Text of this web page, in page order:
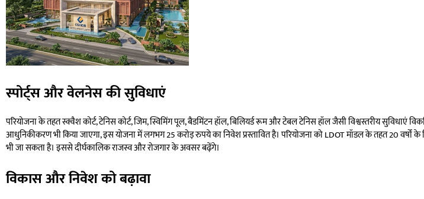
स्पोर्ट्स और वेलनेस की सुविधाएं
परियोजना के तहत स्क्वैश कोर्ट, टेनिस कोर्ट, जिम, स्विमिंग पूल, बैडमिंटन हॉल, बिलियर्ड रूम और टेबल टेनिस हॉल जैसी विश्वस्तरीय सुविधाएं
आधुनिकीकरण भी किया जाएगा, इस योजना में लगभग 25 करोड़ रुपये का निवेश प्रस्तावित है। परियोजना को LDOT मॉडल के तहत 20 वर्षों
भी जा सकता है। इससे दीर्घकालिक राजस्व और रोजगार के अवसर बढ़ेंगे।
विकास और निवेश को बढ़ावा